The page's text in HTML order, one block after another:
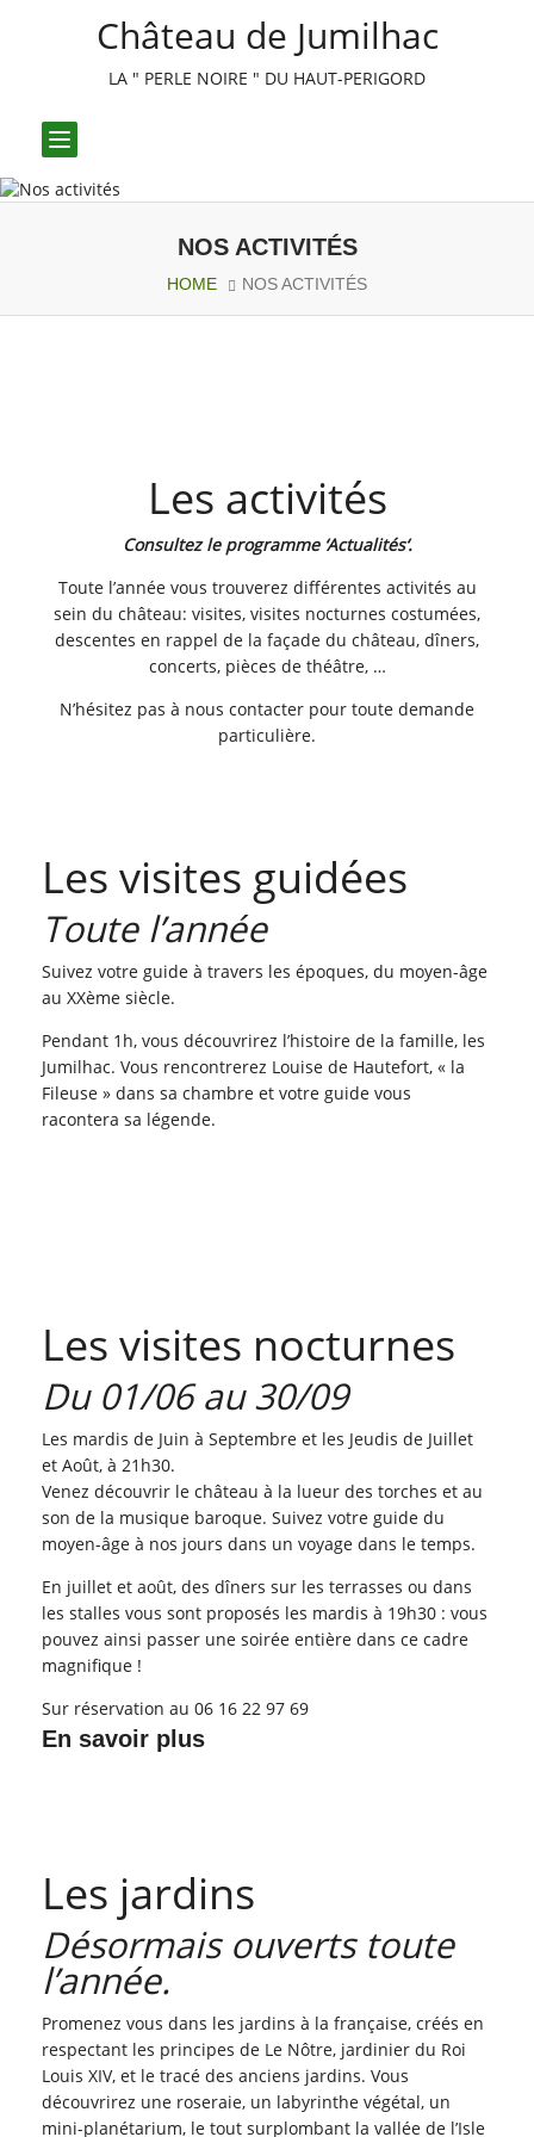
Château de Jumilhac
LA " PERLE NOIRE " DU HAUT-PERIGORD
Toggle
navigation
NOS ACTIVITÉS
HOME NOS ACTIVITÉS
Les activités
Consultez le programme ‘ Actualités‘.
Toute l’année vous trouverez différentes activités au
sein du château: visites, visites nocturnes costumées,
descentes en rappel de la façade du château, dîners,
concerts, pièces de théâtre, …
N’hésitez pas à nous contacter pour toute demande
particulière.
Les visites guidées
Toute l’année
Suivez votre guide à travers les époques, du moyen-âge
au XXème siècle.
Pendant 1h, vous découvrirez l’histoire de la famille, les
Jumilhac. Vous rencontrerez Louise de Hautefort, « la
Fileuse » dans sa chambre et votre guide vous
racontera sa légende.
Les visites nocturnes
Du 01/06 au 30/09
Les mardis de Juin à Septembre et les Jeudis de Juillet
et Août, à 21h30.
Venez découvrir le château à la lueur des torches et au
son de la musique baroque. Suivez votre guide du
moyen-âge à nos jours dans un voyage dans le temps.
En juillet et août, des dîners sur les terrasses ou dans
les stalles vous sont proposés les mardis à 19h30 : vous
pouvez ainsi passer une soirée entière dans ce cadre
magnifique !
Sur réservation au 06 16 22 97 69
En savoir plus
Les jardins
Désormais ouverts toute
l’année.
Promenez vous dans les jardins à la française, créés en
respectant les principes de Le Nôtre, jardinier du Roi
Louis XIV, et le tracé des anciens jardins. Vous
découvrirez une roseraie, un labyrinthe végétal, un
mini-planétarium, le tout surplombant la vallée de l’Isle